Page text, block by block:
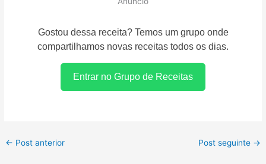
Gostou dessa receita? Temos um grupo onde
compartilhamos novas receitas todos os dias.
Entrar no Grupo de Receitas
← Post anterior Post seguinte →